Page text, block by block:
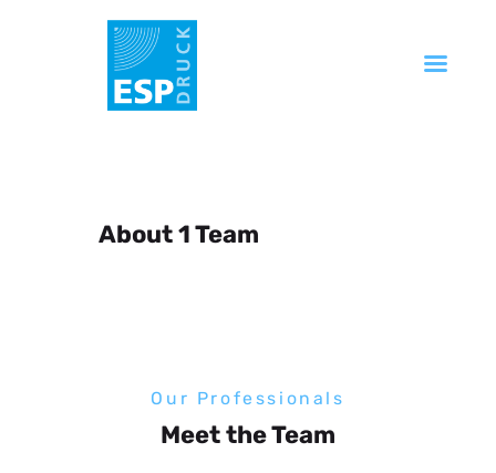
Produkte
Service
About 1 Team
Our Professionals
Meet the Team